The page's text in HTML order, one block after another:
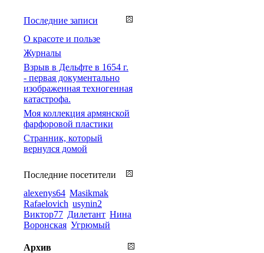
Последние записи
О красоте и пользе
Журналы
Взрыв в Дельфте в 1654 г.
- первая документально
изображенная техногенная
катастрофа.
Моя коллекция армянской
фарфоровой пластики
Странник, который
вернулся домой
Последние посетители
alexenys64 Masikmak
Rafaelovich usynin2
Виктор77 Дилетант Нина
Воронская Угрюмый
Архив